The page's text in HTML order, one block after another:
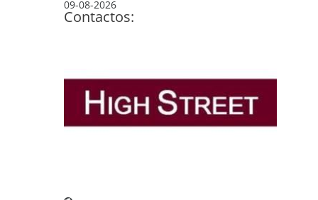
09-08-2026
Contactos:
+351 210 415 920
(Chamada para a rede fixa nacional)
+351 913 320 505